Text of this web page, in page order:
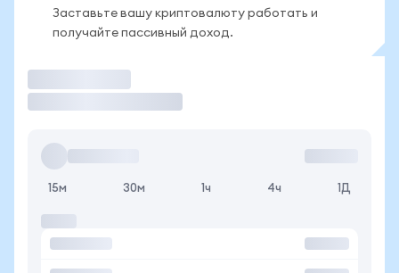
Заставьте вашу криптовалюту работать и
получайте пассивный доход.
15м 30м 1ч 4ч 1Д